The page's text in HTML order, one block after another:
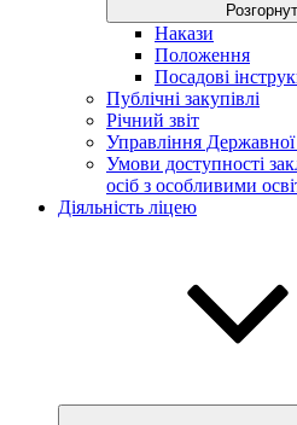
Накази
Положення
Посадові
Публічні закупівлі
Річний звіт
Управління Державної
Умови доступності
осіб з особливими
Діяльність ліцею